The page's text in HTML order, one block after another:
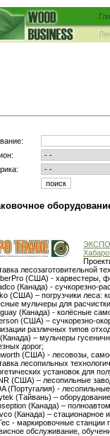
лесозаготовительной
(США) - харвестеры,
(Канада) - сучкорезно-
(США) – погрузчики леса:
мульчеры для
(Канада) - колёсные
(США) – сучкорезно-
различных типов
– мульчеры
дорог;
(США) - лесовозы,
лесопильных
установок для
(США) – лесопильные
(Португалия) -
(Тайвань) –
(Канада) –
(Канада) – стационарное
- маркировочные станции
обслуживание,